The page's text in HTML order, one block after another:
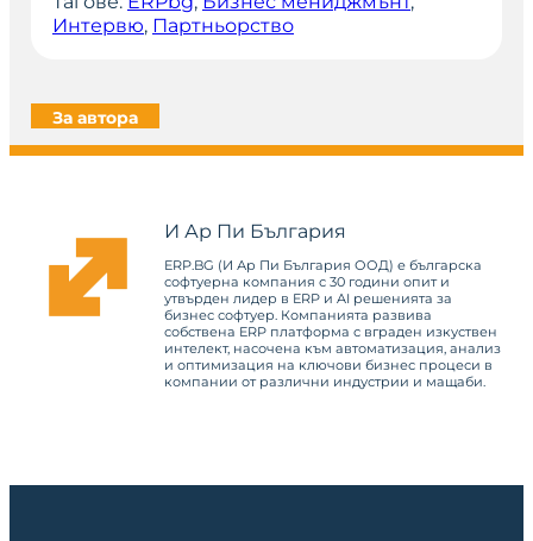
Интервю, Партньорство
За автора
И Ар Пи България
ERP.BG (И Ар Пи България ООД) е българска
софтуерна компания с 30 години опит и
утвърден лидер в ERP и AI решенията за
бизнес софтуер. Компанията развива
собствена ERP платформа с вграден изкуствен
интелект, насочена към автоматизация, анализ
и оптимизация на ключови бизнес процеси в
компании от различни индустрии и мащаби.